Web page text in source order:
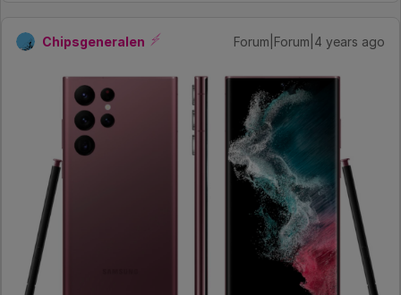
Chipsgeneralen Forum|Forum|4 years ago